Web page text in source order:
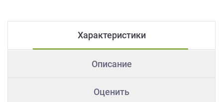
Характеристики
Описание
Оценить